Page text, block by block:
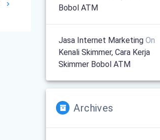
Bobol ATM
Jasa Internet Marketing On
Kenali Skimmer, Cara Kerja
Skimmer Bobol ATM
Archives